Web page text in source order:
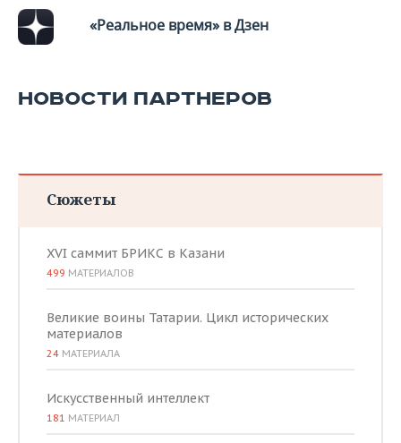
«Реальное время» в Дзен
НОВОСТИ ПАРТНЕРОВ
Сюжеты
XVI саммит БРИКС в Казани
499 МАТЕРИАЛОВ
Великие воины Татарии. Цикл исторических
материалов
24 МАТЕРИАЛА
Искусственный интеллект
181 МАТЕРИАЛ